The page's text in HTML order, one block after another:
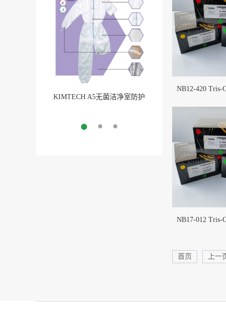
KIMTECH A5无菌洁净室防护
More
NB12-420 Tris-
NB17-012 Tris-
首页 上一